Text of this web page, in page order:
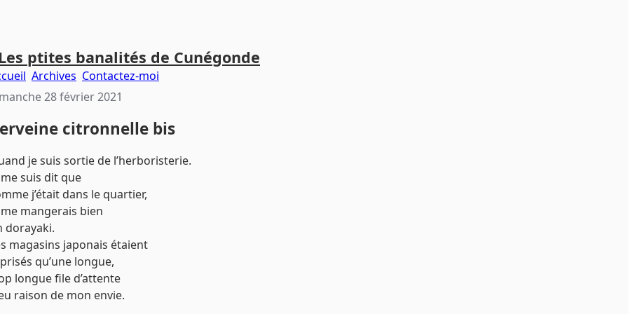
ptites banalités de Cunégonde
Archives Contactez-moi
28 février 2021
citronnelle bis
je suis sortie de l’herboristerie.
me suis dit que
j’était dans le quartier,
mangerais bien
dorayaki.
magasins japonais étaient
qu’une longue,
longue file d’attente
raison de mon envie.